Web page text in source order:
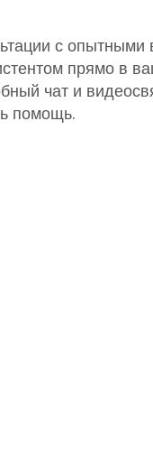
с опытными
прямо в
чат и
помощь.